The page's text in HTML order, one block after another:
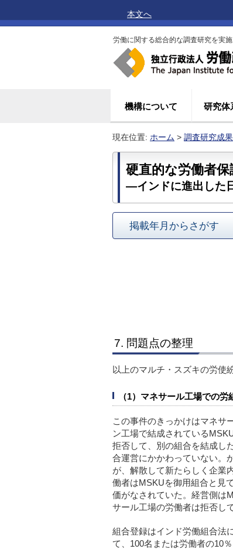
本文へ
労働に関する総合的な調査研究を実
機構について 研究体
現在位置: ホーム > 調査研究成果
硬直的な労働者保
―インドに進出した
掲載年月からさがす
7. 問題点の整理
以上のマルチ・スズキの労使
（1）マネサール工場での
この事件のきっかけはマネサ
ン工場で結成されている
拒否して、別の組合を結成し
合運営にかかわっていない。
が、解散して新たらしく企業
働者はMSKUを御用組合と見
価がなされていた。経営側は
サール工場の労働者は拒否し
組合登録はインド労働組合法
て、100名または労働者の10